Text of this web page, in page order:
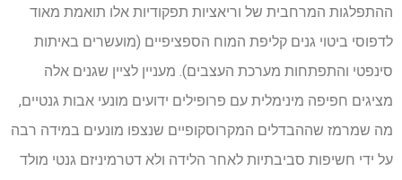
ההתפלגות המרחבית של וריאציות תפקודיות אלו תואמת מאוד
לדפוסי ביטוי גנים קליפת המוח הספציפיים (מועשרים באיתות
סינפטי והתפתחות מערכת העצבים). מעניין לציין שגנים אלה
מציגים חפיפה מינימלית עם פרופילים ידועים מונעי אבות גנטיים,
מה שמרמז שההבדלים המקרוסקופיים שנצפו מונעים במידה רבה
על ידי חשיפות סביבתיות לאחר הלידה ולא דטרמיניזם גנטי מולד